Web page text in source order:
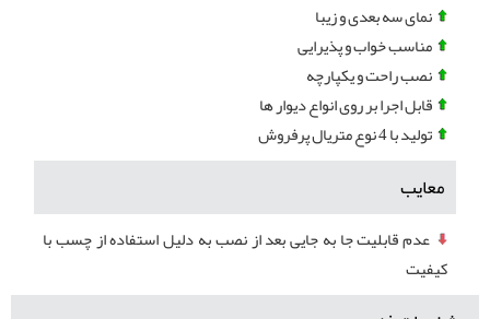
نمای سه بعدی و زیبا
مناسب خواب و پذیرایی
نصب راحت و یکپارچه
قابل اجرا بر روی انواع دیوار ها
تولید با 4 نوع متریال پرفروش
معایب
عدم قابلیت جا به جایی بعد از نصب به دلیل استفاده از چسب با
کیفیت